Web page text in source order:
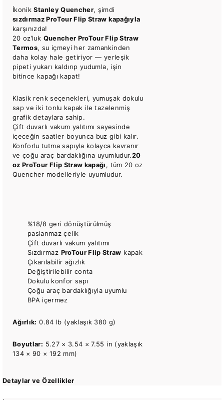
İkonikStanley Quencher, şimdi
sızdırmaz ProTour Flip Straw kapağıyla
karşınızda!
20 oz’luk Quencher ProTour Flip Straw
Termos, su içmeyi her zamankinden
daha kolay hale getiriyor — yerleşik
pipeti yukarı kaldırıp yudumla, işin
bitince kapağı kapat!
Klasik renk seçenekleri, yumuşak dokulu
sap ve iki tonlu kapak ile tazelenmiş
grafik detaylara sahip.
Çift duvarlı vakum yalıtımı sayesinde
içeceğin saatler boyunca buz gibi kalır.
Konforlu tutma sapıyla kolayca kavranır
ve çoğu araç bardaklığına uyumludur.20
oz ProTour Flip Straw kapağı , tüm 20 oz
Quencher modelleriyle uyumludur.
%18/8 geri dönüştürülmüş
paslanmaz çelik
Çift duvarlı vakum yalıtımı
Sızdırmaz ProTour Flip Straw kapak
Çıkarılabilir ağızlık
Değiştirilebilir conta
Dokulu konfor sapı
Çoğu araç bardaklığıyla uyumlu
BPA içermez
Ağırlık: 0.84 lb (yaklaşık 380 g)
Boyutlar: 5.27 × 3.54 × 7.55 in (yaklaşık
134 × 90 × 192 mm)
Detaylar ve Özellikler